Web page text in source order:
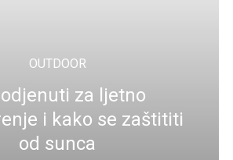
OUTDOOR
za ljetno
i kako se zaštititi
od sunca